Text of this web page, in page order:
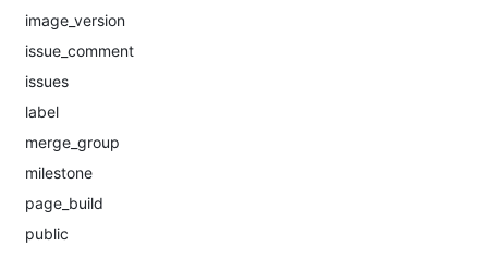
image_version
issue_comment
issues
label
merge_group
milestone
page_build
public